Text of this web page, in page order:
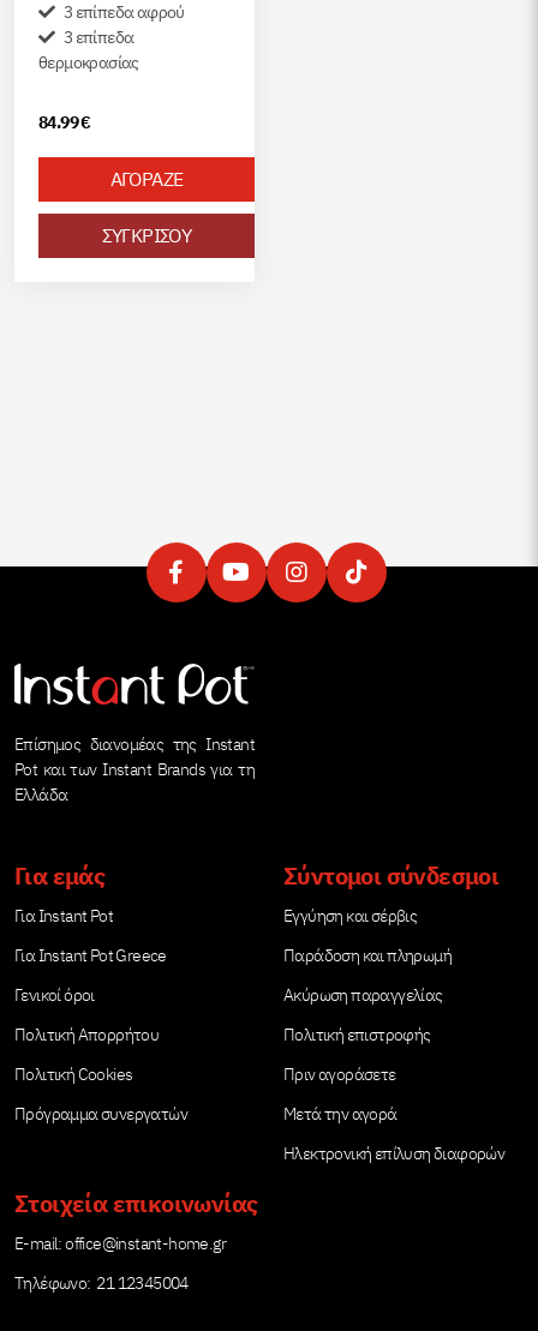
3 επίπεδα αφρού
3 επίπεδα
θερμοκρασίας
84.99€
ΑΓΟΡΑΖΕ
ΣΥΓΚΡΙΣΟΥ
Επίσημος διανομέας της Instant
Pot και των Instant Brands για τη
Ελλάδα
Για εμάς
Για Instant Pot
Για Instant Pot Greece
Γενικοί όροι
Πολιτική Απορρήτου
Πολιτική Cookies
Πρόγραμμα συνεργατών
Σύντομοι σύνδεσμοι
Εγγύηση και σέρβις
Παράδοση και πληρωμή
Ακύρωση παραγγελίας
Πολιτική επιστροφής
Πριν αγοράσετε
Μετά την αγορά
Ηλεκτρονική επίλυση διαφορών
Στοιχεία επικοινωνίας
Е-mail:office@instant-home.gr
Τηλέφωνο: 21 12345004